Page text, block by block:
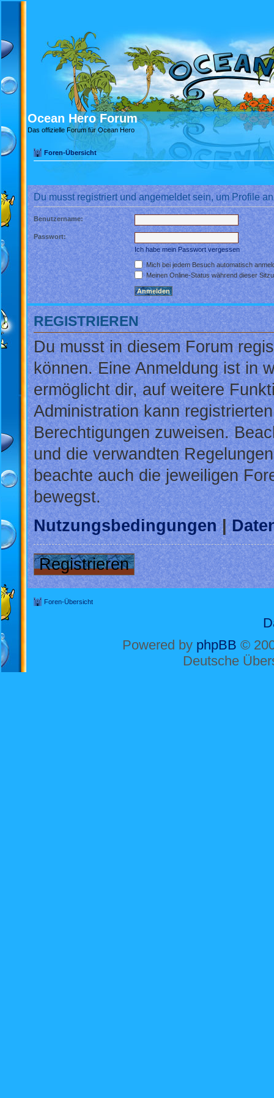
Ocean Hero Forum
Das offizielle Forum für Ocean Hero
Foren-Übersicht
Du musst registriert und angemeldet sein, um Profile
Benutzername:
Passwort:
Ich habe mein Passwort vergessen
Mich bei jedem Besuch automatisch
Meinen Online-Status während dieser
REGISTRIEREN
Du musst in diesem Forum
können. Eine Anmeldung ist in
ermöglicht dir, auf weitere
Administration kann
Berechtigungen zuweisen.
und die verwandten
beachte auch die jeweiligen
bewegst.
Nutzungsbedingungen|
Registrieren
Foren-Übersicht
Powered by phpBB ©
Deutsche